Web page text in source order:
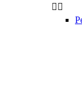
 